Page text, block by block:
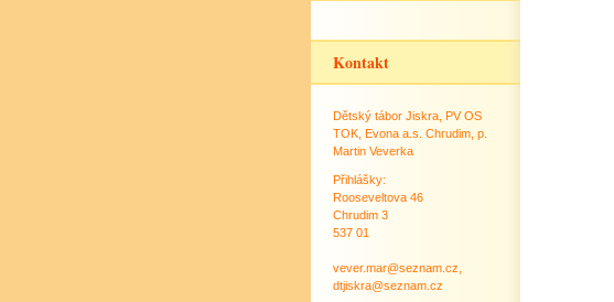
Kontakt
Dětský tábor Jiskra, PV OS
TOK, Evona a.s. Chrudim, p.
Martin Veverka
Přihlášky:
Rooseveltova 46
Chrudim 3
537 01
vever.mar@seznam.cz,
dtjiskra@seznam.cz